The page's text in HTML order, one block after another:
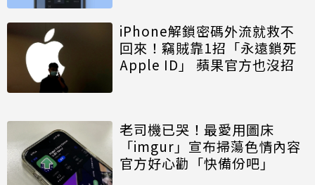
iPhone解鎖密碼外流就救不
回來！竊賊靠1招「永遠鎖死
Apple ID」 蘋果官方也沒招
老司機已哭！最愛用圖床
「imgur」宣布掃蕩色情內容
官方好心勸「快備份吧」